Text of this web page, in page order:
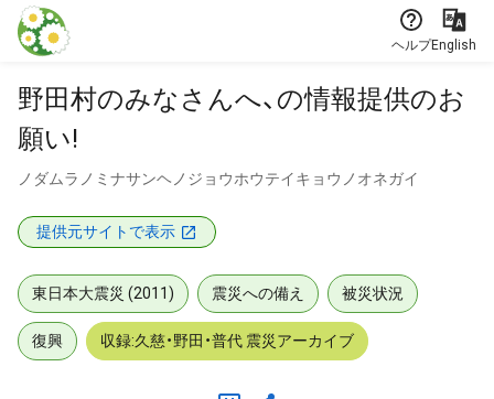
本文に飛ぶ
ヘルプEnglish
野田村のみなさんへ、の情報提供のお
願い!
ノダムラノミナサンヘノジョウホウテイキョウノオネガイ
提供元サイトで表示
東日本大震災 (2011) 震災への備え 被災状況
復興 収録:久慈・野田・普代 震災アーカイブ